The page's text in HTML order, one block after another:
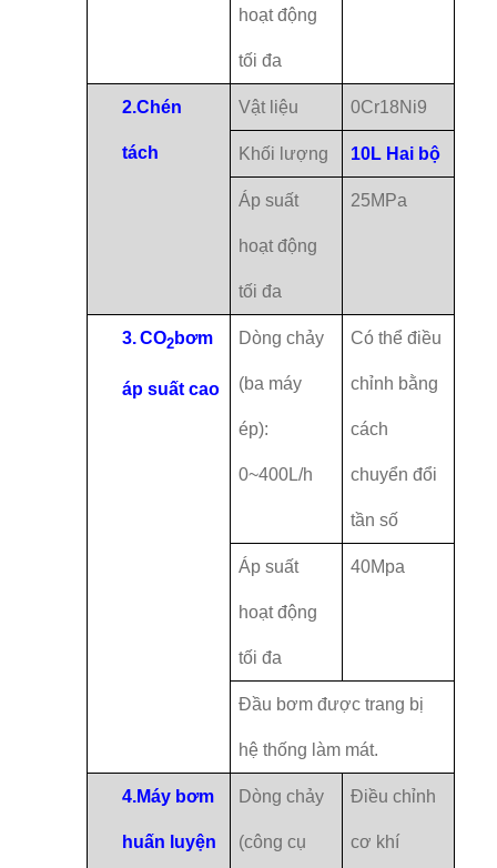
hoạt động
tối đa
2.Chén
tách
Vật liệu 0Cr18Ni9
Khối lượng 10L Hai bộ
Áp suất
hoạt động
tối đa
25MPa
3. CO2bơm
áp suất cao
Dòng chảy
(ba máy
ép):
0~400L/h
Có thể điều
chỉnh bằng
cách
chuyển đổi
tần số
Áp suất
hoạt động
tối đa
40Mpa
Đầu bơm được trang bị
hệ thống làm mát.
4.Máy bơm
huấn luyện
Dòng chảy
(công cụ
Điều chỉnh
cơ khí